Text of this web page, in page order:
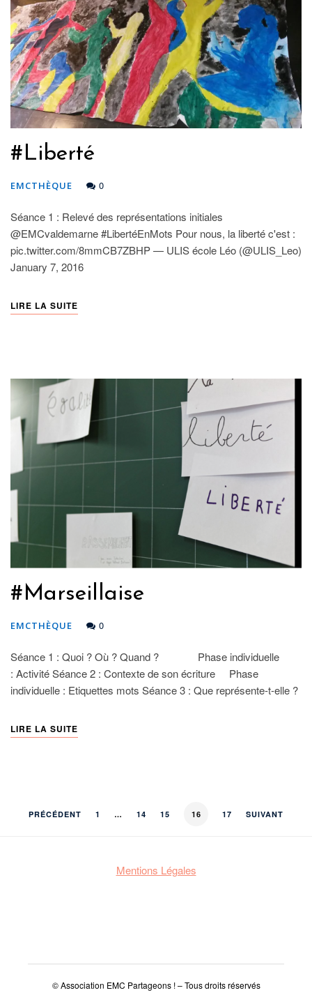
#Liberté
EMCTHÈQUE 0
Séance 1 : Relevé des représentations initiales
@EMCvaldemarne #LibertéEnMots Pour nous, la liberté c'est :
pic.twitter.com/8mmCB7ZBHP — ULIS école Léo (@ULIS_Leo)
January 7, 2016
LIRE LA SUITE
#Marseillaise
EMCTHÈQUE 0
Séance 1 : Quoi ? Où ? Quand ? Phase individuelle
: Activité Séance 2 : Contexte de son écriture Phase
individuelle : Etiquettes mots Séance 3 : Que représente-t-elle ?
LIRE LA SUITE
PRÉCÉDENT 1 … 14 15 16 17 SUIVANT
Mentions Légales
© Association EMC Partageons ! – Tous droits réservés